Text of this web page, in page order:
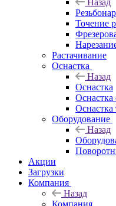
Назад
Точение
Растачивание
Оснастка
Назад
Оснастка
Оснастка
Оснастка
Оборудование
Назад
Акции
Загрузки
Компания
Назад
Компания